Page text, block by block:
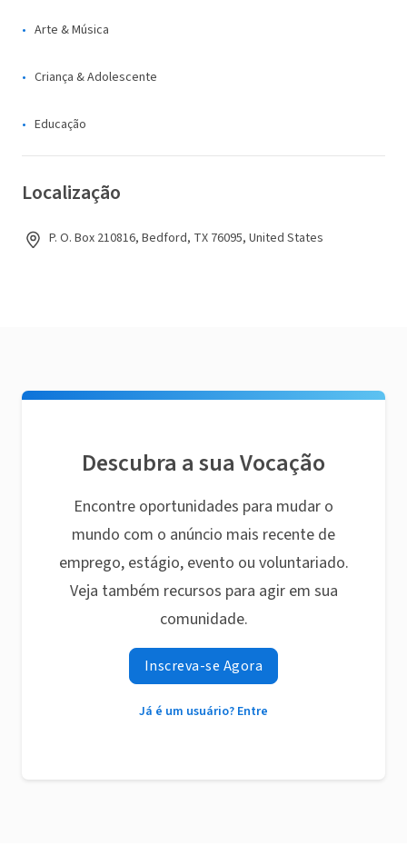
Arte & Música
Criança & Adolescente
Educação
Localização
P. O. Box 210816, Bedford, TX 76095, United States
Descubra a sua Vocação
Encontre oportunidades para mudar o
mundo com o anúncio mais recente de
emprego, estágio, evento ou voluntariado.
Veja também recursos para agir em sua
comunidade.
Inscreva-se Agora
Já é um usuário? Entre